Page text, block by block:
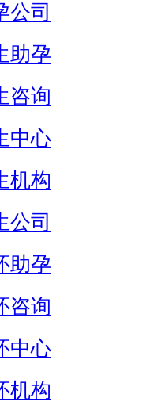
公司
助孕
咨询
中心
机构
公司
助孕
咨询
中心
机构